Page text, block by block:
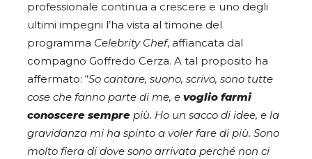
professionale continua a crescere e uno degli
ultimi impegni l’ha vista al timone del
programma Celebrity Chef, affiancata dal
compagno Goffredo Cerza. A tal proposito ha
affermato: “So cantare, suono, scrivo, sono tutte
cose che fanno parte di me, e voglio farmi
conoscere sempre più. Ho un sacco di idee, e la
gravidanza mi ha spinto a voler fare di più. Sono
molto fiera di dove sono arrivata perché non ci